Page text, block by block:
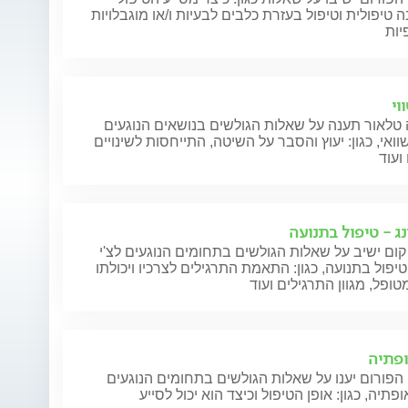
טיפולית וטיפול בעזרת כלבים לבעיות ו/או מוגבלויות
תענה על שאלות הגולשים בנושאים הנוגעים
כגון: יעוץ והסבר על השיטה, התייחסות לשינויים
- טיפול בתנועה
קום ישיב על שאלות הגולשים בתחומים הנוגעים לצ'י
טיפול בתנועה, כגון: התאמת התרגילים לצרכיו ויכולתו
מגוון התרגילים ועוד
הפורום יענו על שאלות הגולשים בתחומים הנוגעים
כגון: אופן הטיפול וכיצד הוא יכול לסייע